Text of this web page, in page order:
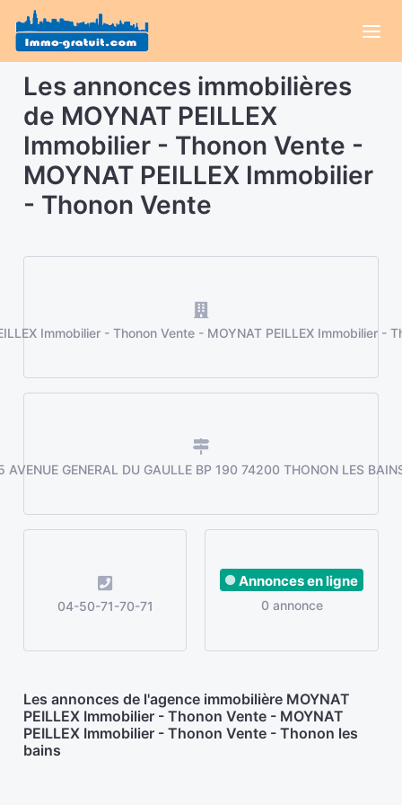
Les annonces immobilières
de MOYNAT PEILLEX
Immobilier - Thonon Vente -
MOYNAT PEILLEX Immobilier
- Thonon Vente
Immobilier - Thonon Vente - MOYNAT PEILLEX Immobilier -
AVENUE GENERAL DU GAULLE BP 190 74200 THONON LES
04-50-71-70-71
Annonces en ligne
0 annonce
Les annonces de l'agence immobilière MOYNAT
PEILLEX Immobilier - Thonon Vente - MOYNAT
PEILLEX Immobilier - Thonon Vente - Thonon les
bains